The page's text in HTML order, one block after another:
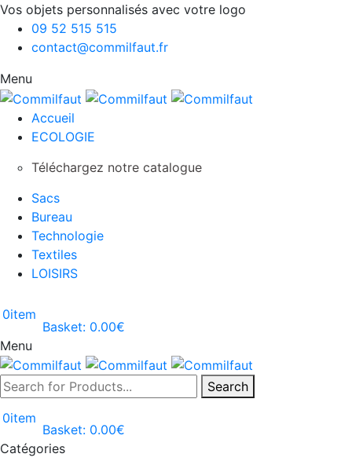
Vos objets personnalisés avec votre logo
09 52 515 515
contact@commilfaut.fr
Menu
Accueil
ECOLOGIE
Téléchargez notre catalogue
Sacs
Bureau
Technologie
Textiles
LOISIRS
0item
Basket: 0.00€
Menu
Search
0item
Basket: 0.00€
Catégories